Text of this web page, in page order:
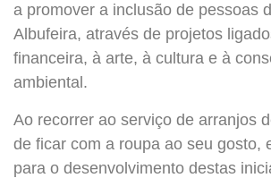
a promover a inclusão de pessoas
Albufeira, através de projetos
financeira, à arte, à cultura e à
ambiental.
Ao recorrer ao serviço de arranjos
de ficar com a roupa ao seu gosto,
para o desenvolvimento destas